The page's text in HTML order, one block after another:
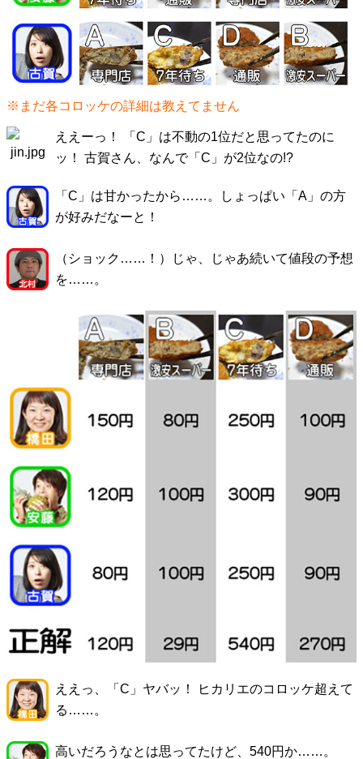
※まだ各コロッケの詳細は教えてません
ええーっ！ 「C」は不動の1位だと思ってたのに
ッ！ 古賀さん、なんで「C」が2位なの!?
「C」は甘かったから……。しょっぱい「A」の方
が好みだなーと！
（ショック……！）じゃ、じゃあ続いて値段の予想
を……。
ええっ、「C」ヤバッ！ ヒカリエのコロッケ超えて
る……。
高いだろうなとは思ってたけど、540円か……。